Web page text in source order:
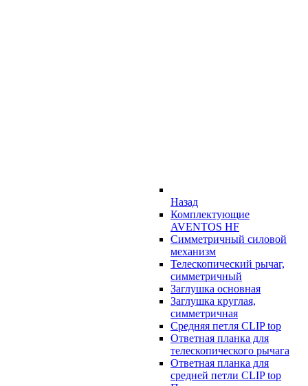
Назад
Комплектующие
AVENTOS HF
Симметричный силовой
механизм
Телескопический рычаг,
симметричный
Заглушка основная
Заглушка круглая,
симметричная
Средняя петля CLIP top
Ответная планка для
телескопического рычага
Ответная планка для
средней петли CLIP top